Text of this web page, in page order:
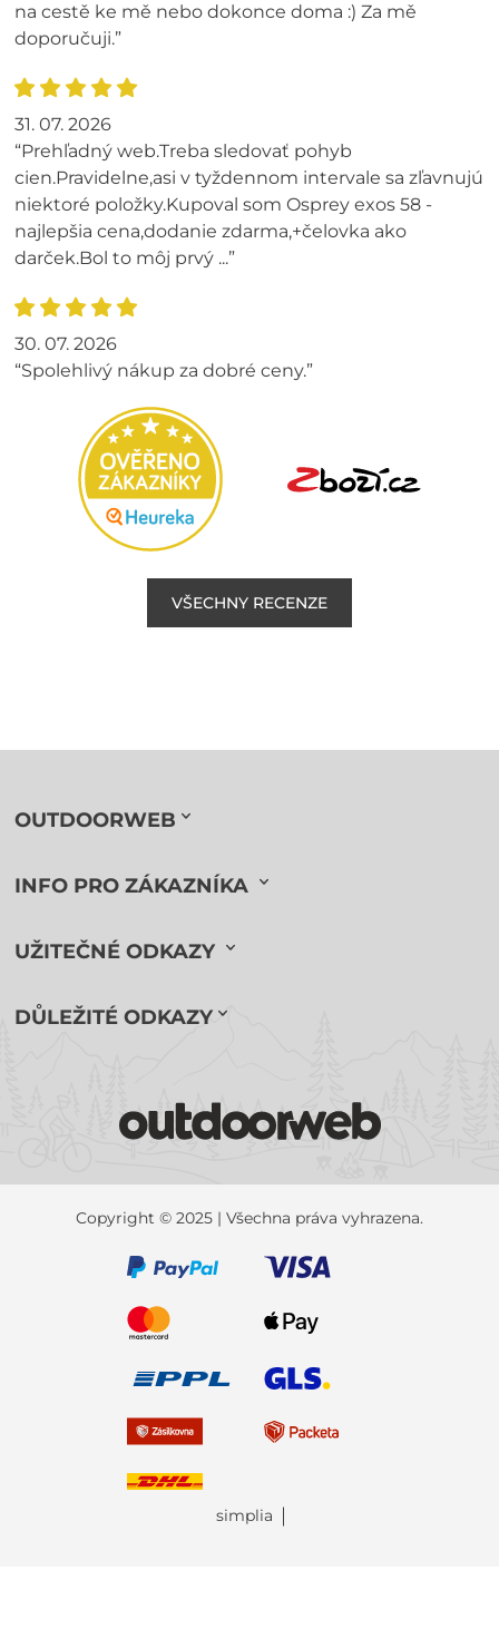
na cestě ke mě nebo dokonce doma :) Za mě
doporučuji.”
31. 07. 2026
“Prehľadný web.Treba sledovať pohyb
cien.Pravidelne,asi v tyždennom intervale sa zľavnujú
niektoré položky.Kupoval som Osprey exos 58 -
najlepšia cena,dodanie zdarma,+čelovka ako
darček.Bol to môj prvý ...”
30. 07. 2026
“Spolehlivý nákup za dobré ceny.”
VŠECHNY RECENZE
OUTDOORWEB
INFO PRO ZÁKAZNÍKA
UŽITEČNÉ ODKAZY
DŮLEŽITÉ ODKAZY
Copyright © 2025 | Všechna práva vyhrazena.
simplia